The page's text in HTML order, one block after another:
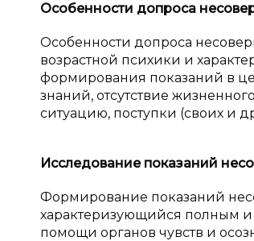
Особенности допроса
Особенности допроса
возрастной психики и
формирования показаний в
знаний, отсутствие
ситуацию, поступки (своих и
Исследование показаний
Формирование показаний
характеризующийся полным и
помощи органов чувств и